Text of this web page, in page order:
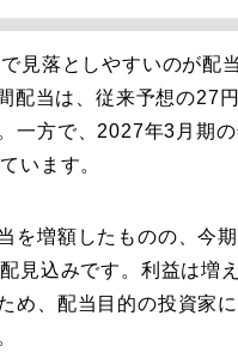
見落としやすいのが配当
配当は、従来予想の27
一方で、2027年3月期
います。
を増額したものの、今
見込みです。利益は増
め、配当目的の投資家